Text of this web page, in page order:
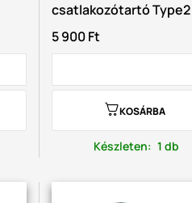
csatlakozótartó Type2
5 900 Ft
KOSÁRBA
Készleten: 1 db